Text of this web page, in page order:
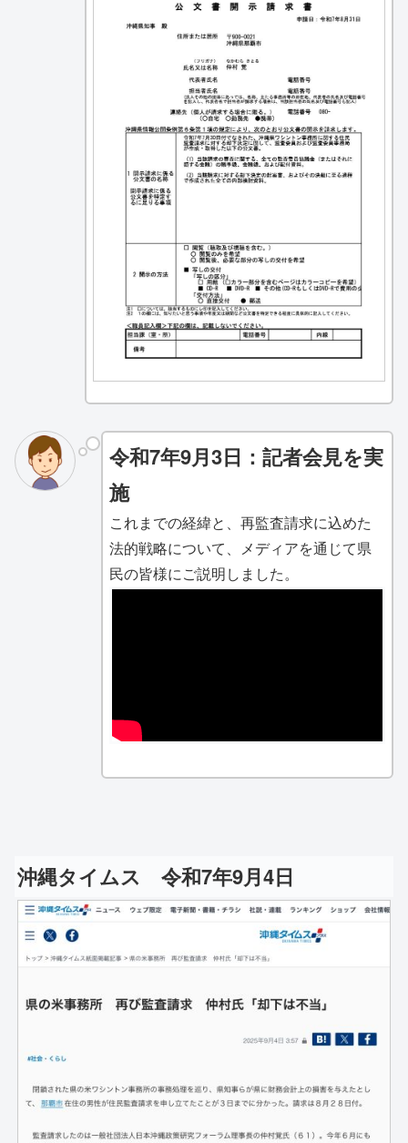
令和7年9月3日：記者会見を実
施
これまでの経緯と、再監査請求に込めた
法的戦略について、メディアを通じて県
民の皆様にご説明しました。
沖縄タイムス 令和7年9月4日